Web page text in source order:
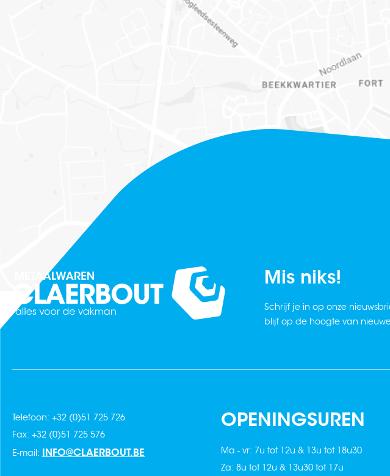
Mis niks!
Schrijf je in op onze
blijf op de hoogte van
Telefoon: +32 (0)51 725 726
Fax: +32 (0)51 725 576
E-mail: INFO@CLAERBOUT.BE
OPENINGSUREN
Ma - vr: 7u tot 12u & 13u tot 18u30
Za: 8u tot 12u & 13u30 tot 17u